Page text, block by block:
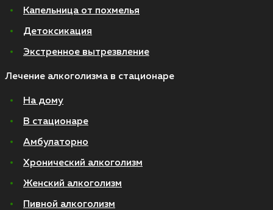
Капельница от похмелья
Детоксикация
Экстренное вытрезвление
Лечение алкоголизма в стационаре
На дому
В стационаре
Амбулаторно
Хронический алкоголизм
Женский алкоголизм
Пивной алкоголизм